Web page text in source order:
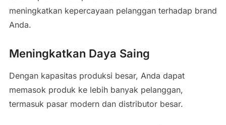
meningkatkan kepercayaan pelanggan terhadap brand
Anda.
Meningkatkan Daya Saing
Dengan kapasitas produksi besar, Anda dapat
memasok produk ke lebih banyak pelanggan,
termasuk pasar modern dan distributor besar.